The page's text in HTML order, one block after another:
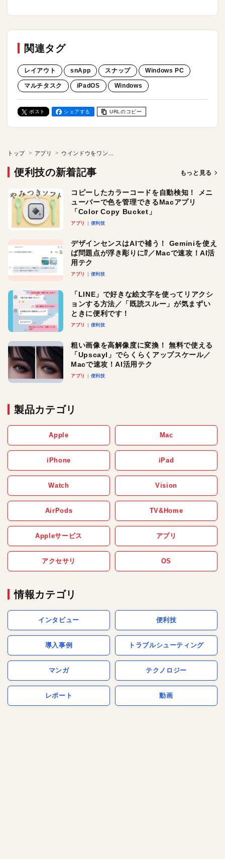
関連タグ
レイアウト snApp スナップ Windows PC
マルチタスク iPadOS Windows
ポスト シェアする URLのコピー
トップ アプリ
便利技の新着記事 もっと見る
コピーしたカラーコードを自動検知！ メニ
ューバーで色を管理できるMacアプリ
「Color Copy Bucket」
アプリ 便利技
デザインセンスはAIで補う！ Geminiを使え
ば問題点が浮き彫りに⁉︎／Macで速攻！AI活
用テク
アプリ 便利技
「LINE」で好きな絵文字を使ってリアクシ
ョンする方法／「既読スルー」が気まずい
ときに便利です！
アプリ 便利技
粗い画像を高解像度に変換！ 無料で使える
「Upscayl」でらくらくアップスケール／
Macで速攻！AI活用テク
アプリ 便利技
製品カテゴリ
Apple Mac
iPhone iPad
Watch Vision
AirPods TV&Home
Appleサービス アプリ
アクセサリ OS
情報カテゴリ
インタビュー 便利技
導入事例 トラブルシューティング
マンガ テクノロジー
レポート 動画